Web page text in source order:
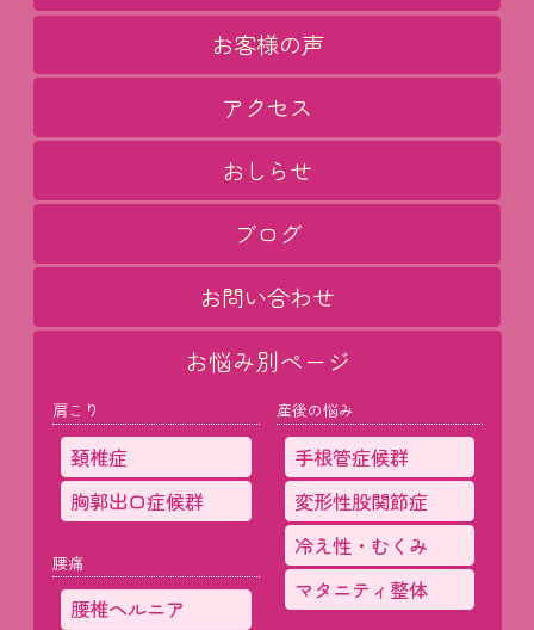
お客様の声
アクセス
おしらせ
ブログ
お問い合わせ
お悩み別ページ
肩こり
頚椎症
胸郭出口症候群
腰痛
腰椎ヘルニア
産後の悩み
手根管症候群
変形性股関節症
冷え性・むくみ
マタニティ整体